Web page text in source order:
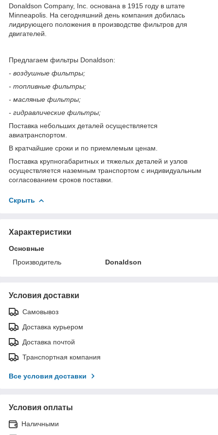
Donaldson Company, Inc. основана в 1915 году в штате
Minneapolis. На сегодняшний день компания добилась
лидирующего положения в производстве фильтров для
двигателей.
Предлагаем фильтры Donaldson:
- воздушные фильтры;
- топливные фильтры;
- масляные фильтры;
- гидравлические фильтры;
Поставка небольших деталей осуществляется
авиатранспортом.
В кратчайшие сроки и по приемлемым ценам.
Поставка крупногабаритных и тяжелых деталей и узлов
осуществляется наземным транспортом с индивидуальным
согласованием сроков поставки.
Скрыть
Характеристики
Основные
Производитель
Donaldson
Условия доставки
Самовывоз
Доставка курьером
Доставка почтой
Транспортная компания
Все условия доставки
Условия оплаты
Наличными